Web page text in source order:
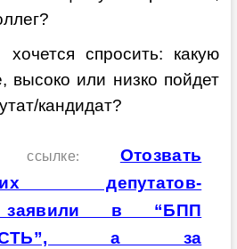
спросить: какую
высоко или низко пойдет
кандидат?
ссылке: Отозвать
депутатов-
заявили в “БПП
а за